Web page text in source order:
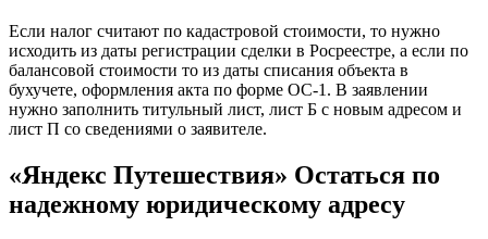
Если налог считают по кадастровой стоимости, то нужно
исходить из даты регистрации сделки в Росреестре, а если по
балансовой стоимости то из даты списания объекта в
бухучете, оформления акта по форме ОС-1. В заявлении
нужно заполнить титульный лист, лист Б с новым адресом и
лист П со сведениями о заявителе.
«Яндекс Путешествия» Остаться по
надежному юридическому адресу